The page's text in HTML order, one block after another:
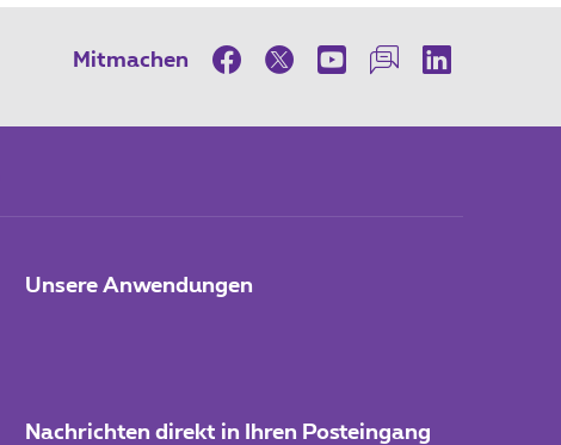
Mitmachen
Unsere Anwendungen
Nachrichten direkt in Ihren Posteingang